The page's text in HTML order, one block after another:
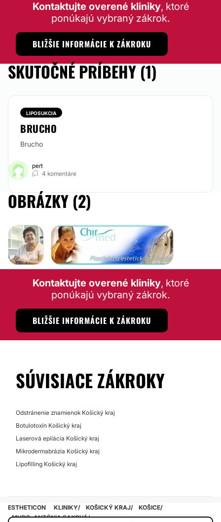
Možnosť videokonzultácie:
Nie
Nie
Lipofilling
Od 200 €
Kontaktujte overené kliniky, ktoré
ponúkajú vybraný zákrok.
BLIŽŠIE INFORMÁCIE K ZÁKROKU
SKUTOČNÉ PRÍBEHY (1)
LIPOSUKCIA
BRUCHO
Brucho
pert
4 komentáre
OBRÁZKY (2)
Kontaktujte overené kliniky, ktoré
ponúkajú vybraný zákrok.
BLIŽŠIE INFORMÁCIE K ZÁKROKU
SÚVISIACE ZÁKROKY
Odstránenie znamienok Košický kraj
Botulotoxín Košický kraj
Laserová epilácia Košický kraj
Mikrodermabrázia Košický kraj
Lipofilling Košický kraj
ESTHETICON KLINIKY KOŠICKÝ KRAJ
KOŠICE
MUDR. ANTÓNIA SAXOVÁ